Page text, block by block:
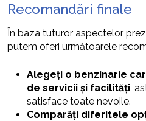
Recomandări finale
În baza tuturor aspectelor
putem oferi următoarele
Alegeți o benzinarie
de servicii și facilități,
satisface toate nevoile.
Comparăți diferitele